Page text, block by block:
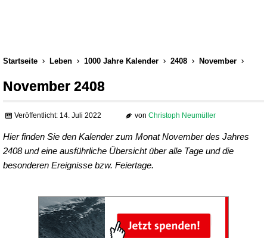
Startseite Leben 1000 Jahre Kalender 2408 November
November 2408
Veröffentlicht: 14. Juli 2022 von Christoph Neumüller
Hier finden Sie den Kalender zum Monat November des Jahres
2408 und eine ausführliche Übersicht über alle Tage und die
besonderen Ereignisse bzw. Feiertage.